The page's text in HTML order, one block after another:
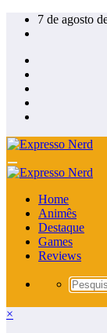
Pular
para
conteúdo
7 de agosto
Home
Animês
Destaque
Games
Reviews
×